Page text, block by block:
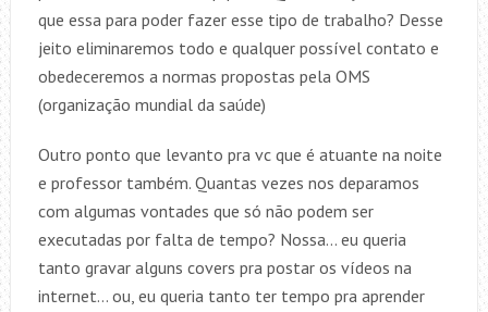
que essa para poder fazer esse tipo de trabalho? Desse
jeito eliminaremos todo e qualquer possível contato e
obedeceremos a normas propostas pela OMS
(organização mundial da saúde)
Outro ponto que levanto pra vc que é atuante na noite
e professor também. Quantas vezes nos deparamos
com algumas vontades que só não podem ser
executadas por falta de tempo? Nossa… eu queria
tanto gravar alguns covers pra postar os vídeos na
internet… ou, eu queria tanto ter tempo pra aprender